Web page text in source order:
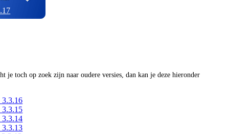
je toch op zoek zijn naar oudere versies, dan kan je deze hieronder